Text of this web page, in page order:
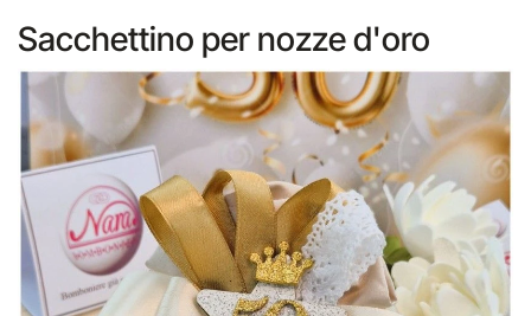
Sacchettino per nozze d'oro